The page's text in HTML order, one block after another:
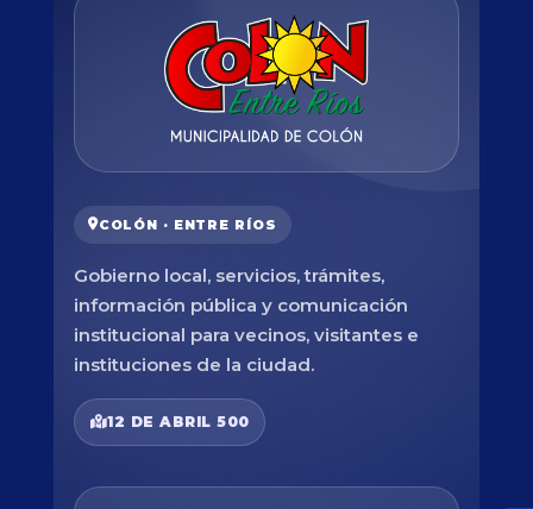
COLÓN · ENTRE RÍOS
Gobierno local, servicios, trámites,
información pública y comunicación
institucional para vecinos, visitantes e
instituciones de la ciudad.
12 DE ABRIL 500